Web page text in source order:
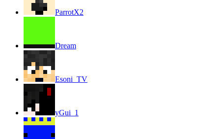
ParrotX2
Dream
Esoni_TV
yGui_1